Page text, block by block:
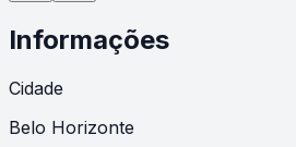
Informações
Cidade
Belo Horizonte